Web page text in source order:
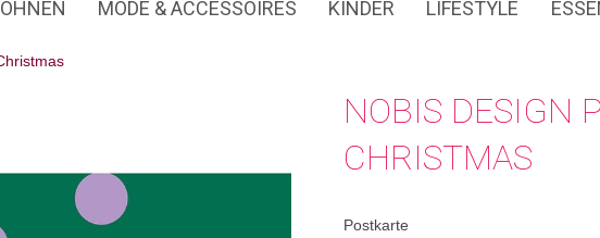
MODE & ACCESSOIRES KINDER LIFESTYLE
NOBIS DESIGN
CHRISTMAS
Postkarte